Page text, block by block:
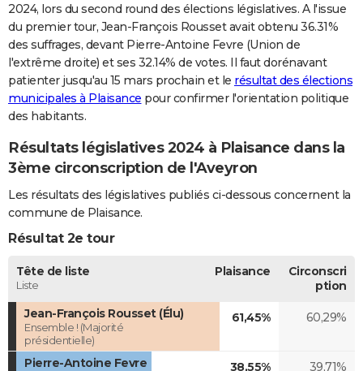
Dictionnaire
Biographies
Citations
Expressions
Proverbes
PROGRAMME TV
COPAINS D'AVANT
S'inscrire
Se connecter
Lycées
Collèges
Primaires
Universités
Entreprises
Service militaire
Avis de recherche
AVIS DE DÉCÈS
FORUM
Bricolage
Lifestyle
Culture
Sport
Auto
Television
Voyage
Cinema
2024, lors du second round des élections législatives. A l'issue
du premier tour, Jean-François Rousset avait obtenu 36.31%
des suffrages, devant Pierre-Antoine Fevre (Union de
l'extrême droite) et ses 32.14% de votes. Il faut dorénavant
patienter jusqu'au 15 mars prochain et le résultat des élections
municipales à Plaisance pour confirmer l'orientation politique
des habitants.
Résultats législatives 2024 à Plaisance dans la
3ème circonscription de l'Aveyron
Les résultats des législatives publiés ci-dessous concernent la
commune de Plaisance.
Résultat 2e tour
Tête de liste
Liste
Plaisance
Circonscri
ption
Jean-François Rousset (Élu)
Ensemble ! (Majorité
présidentielle)
61,45% 60,29%
Pierre-Antoine Fevre 38,55% 39,71%